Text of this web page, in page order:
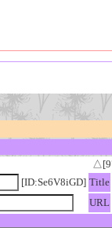
[ID:Se6V8iGD] Title
URL